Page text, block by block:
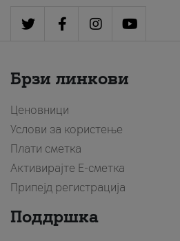
Брзи линкови
Ценовници
Услови за користење
Плати сметка
Активирајте Е-сметка
Припејд регистрација
Поддршка